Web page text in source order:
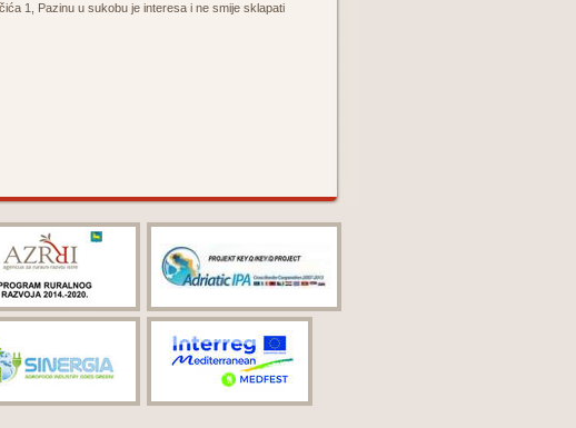
1, Pazinu u sukobu je interesa i ne smije sklapati